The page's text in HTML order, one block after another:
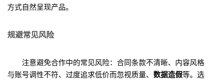
方式自然呈现产品。
规避常见风险
注意避免合作中的常见风险：合同条款不清晰、内容风格
与账号调性不符、过度追求低价而忽视质量、 数据造假等。选